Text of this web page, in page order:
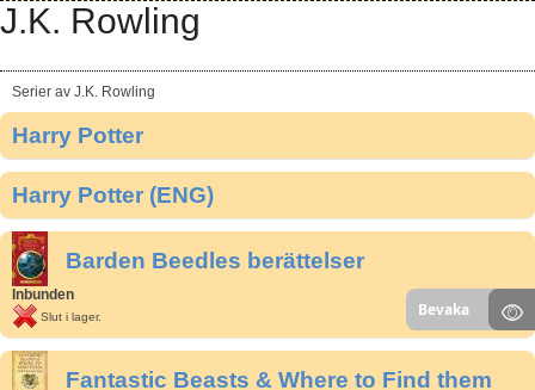
J.K. Rowling
Serier av J.K. Rowling
Harry Potter
Harry Potter (ENG)
Barden Beedles berättelser
Inbunden
Slut i lager. Bevaka
Fantastic Beasts & Where to Find them